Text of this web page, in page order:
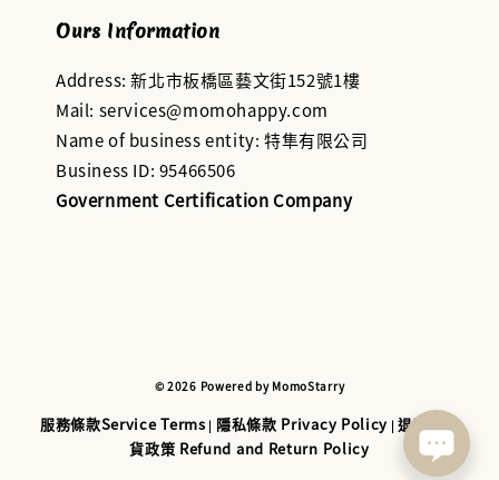
Ours Information
Address: 新北市板橋區藝文街152號1樓
Mail: services@momohappy.com
Name of business entity: 特隼有限公司
Business ID: 95466506
Government Certification Company
© 2026 Powered by MomoStarry
服務條款Service Terms | 隱私條款 Privacy Policy |退款與退
貨政策 Refund and Return Policy